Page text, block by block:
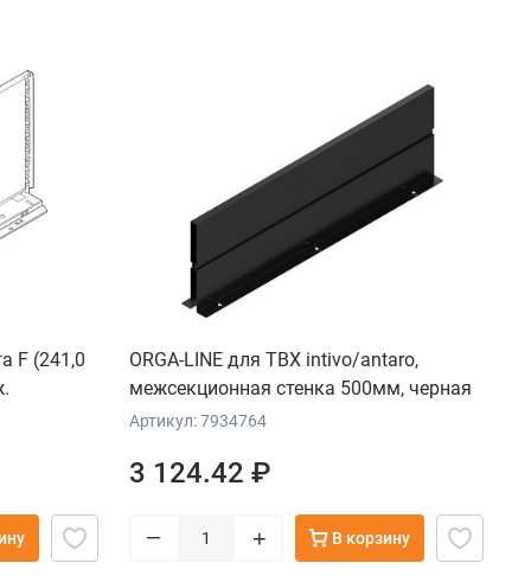
F (241,0
ORGA-LINE для TBX intivo/antaro,
межсекционная стенка 500мм, черная
Артикул: 7934764
3 124.42 ₽
– + В корзину